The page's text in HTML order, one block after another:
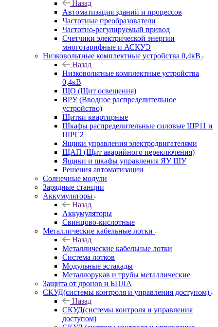
Назад
Автоматизация зданий и процессов
Частотные преобразователи
Частотно-регулируемый привод
Счетчики электрической энергии
многотарифные и АСКУЭ
Низковольтные комплектные устройства 0,4кВ
Назад
Низковольтные комплектные устройства
0,4кВ
ЩО (Щит освещения)
ВРУ (Вводное распределительное
устройство)
Щитки квартирные
Шкафы распределительные силовые ШР11 и
ШРС2
Ящики управления электродвигателями
ЩАП (Щит аварийного переключения)
Ящики и шкафы управления ЯУ ШУ
Решения автоматизации
Солнечные модули
Зарядные станции
Аккумуляторы
Назад
Аккумуляторы
Свинцово-кислотные
Металлические кабельные лотки
Назад
Металлические кабельные лотки
Система лотков
Модульные эстакады
Металлорукав и трубы металлические
Защита от дронов и БПЛА
СКУД(системы контроля и управления доступом)
Назад
СКУД(системы контроля и управления
доступом)